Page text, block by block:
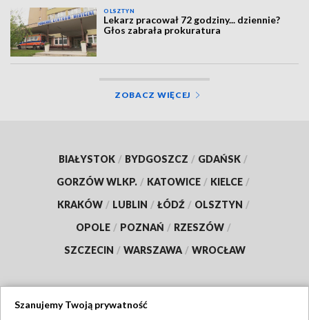
OLSZTYN
Lekarz pracował 72 godziny... dziennie?
Głos zabrała prokuratura
ZOBACZ WIĘCEJ
BIAŁYSTOK / BYDGOSZCZ / GDAŃSK /
GORZÓW WLKP. / KATOWICE / KIELCE /
KRAKÓW / LUBLIN / ŁÓDŹ / OLSZTYN /
OPOLE / POZNAŃ / RZESZÓW /
SZCZECIN / WARSZAWA / WROCŁAW
Szanujemy Twoją prywatność